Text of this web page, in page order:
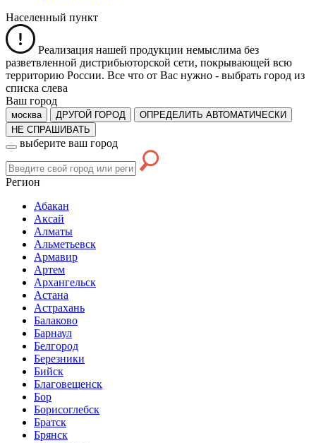
Населенный пункт
Реализация нашей продукции немыслима без
разветвленной дистрибьюторской сети, покрывающей всю
территорию России. Все что от Вас нужно - выбрать город из
списка слева
Ваш город
москва ДРУГОЙ ГОРОД
ОПРЕДЕЛИТЬ АВТОМАТИЧЕСКИ
НЕ СПРАШИВАТЬ
выберите ваш город
Регион
Абакан
Аксай
Алматы
Альметьевск
Армавир
Артем
Архангельск
Астана
Астрахань
Балаково
Барнаул
Белгород
Березники
Бийск
Благовещенск
Бор
Борисоглебск
Братск
Брянск